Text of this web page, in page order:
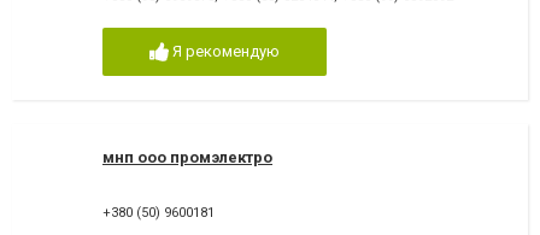
Я рекомендую
мнп ооо промэлектро
+380 (50) 9600181